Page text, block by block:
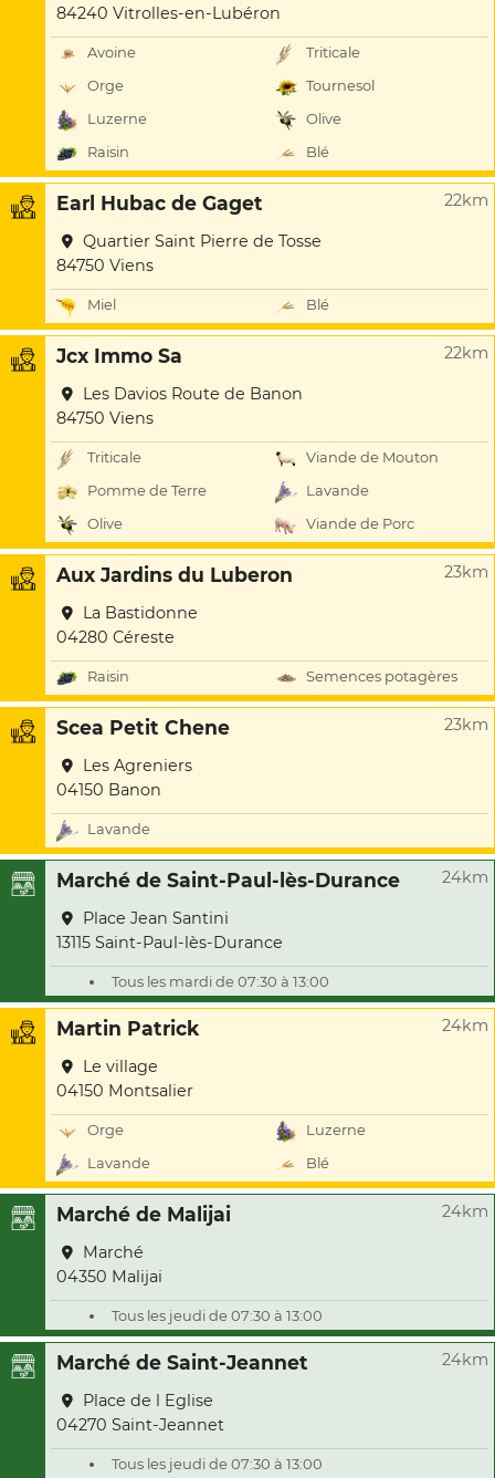
84240 Vitrolles-en-Lubéron
Avoine
Triticale
Orge
Tournesol
Luzerne
Olive
Raisin
Blé
Earl Hubac de Gaget 22km
Quartier Saint Pierre de Tosse
84750 Viens
Miel Blé
Jcx Immo Sa 22km
Les Davios Route de Banon
84750 Viens
Triticale
Viande de Mouton
Pomme de Terre
Lavande
Olive
Viande de Porc
Aux Jardins du Luberon 23km
La Bastidonne
04280 Céreste
Raisin Semences potagères
Scea Petit Chene 23km
Les Agreniers
04150 Banon
Lavande
Marché de Saint-Paul-lès-Durance 24km
Place Jean Santini
13115 Saint-Paul-lès-Durance
Tous les mardi de 07:30 à 13:00
Martin Patrick 24km
Le village
04150 Montsalier
Orge
Luzerne
Lavande
Blé
Marché de Malijai 24km
Marché
04350 Malijai
Tous les jeudi de 07:30 à 13:00
Marché de Saint-Jeannet 24km
Place de l Eglise
04270 Saint-Jeannet
Tous les jeudi de 07:30 à 13:00